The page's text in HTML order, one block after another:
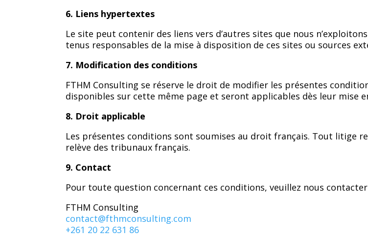
6. Liens hypertextes
Le site peut contenir des liens vers d’autres sites que nous
tenus responsables de la mise à disposition de ces sites ou sources
7. Modification des conditions
FTHM Consulting se réserve le droit de modifier les présentes
disponibles sur cette même page et seront applicables dès leur mise
8. Droit applicable
Les présentes conditions sont soumises au droit français. Tout litige
relève des tribunaux français.
9. Contact
Pour toute question concernant ces conditions, veuillez nous
FTHM Consulting
contact@fthmconsulting.com
+261 20 22 631 86